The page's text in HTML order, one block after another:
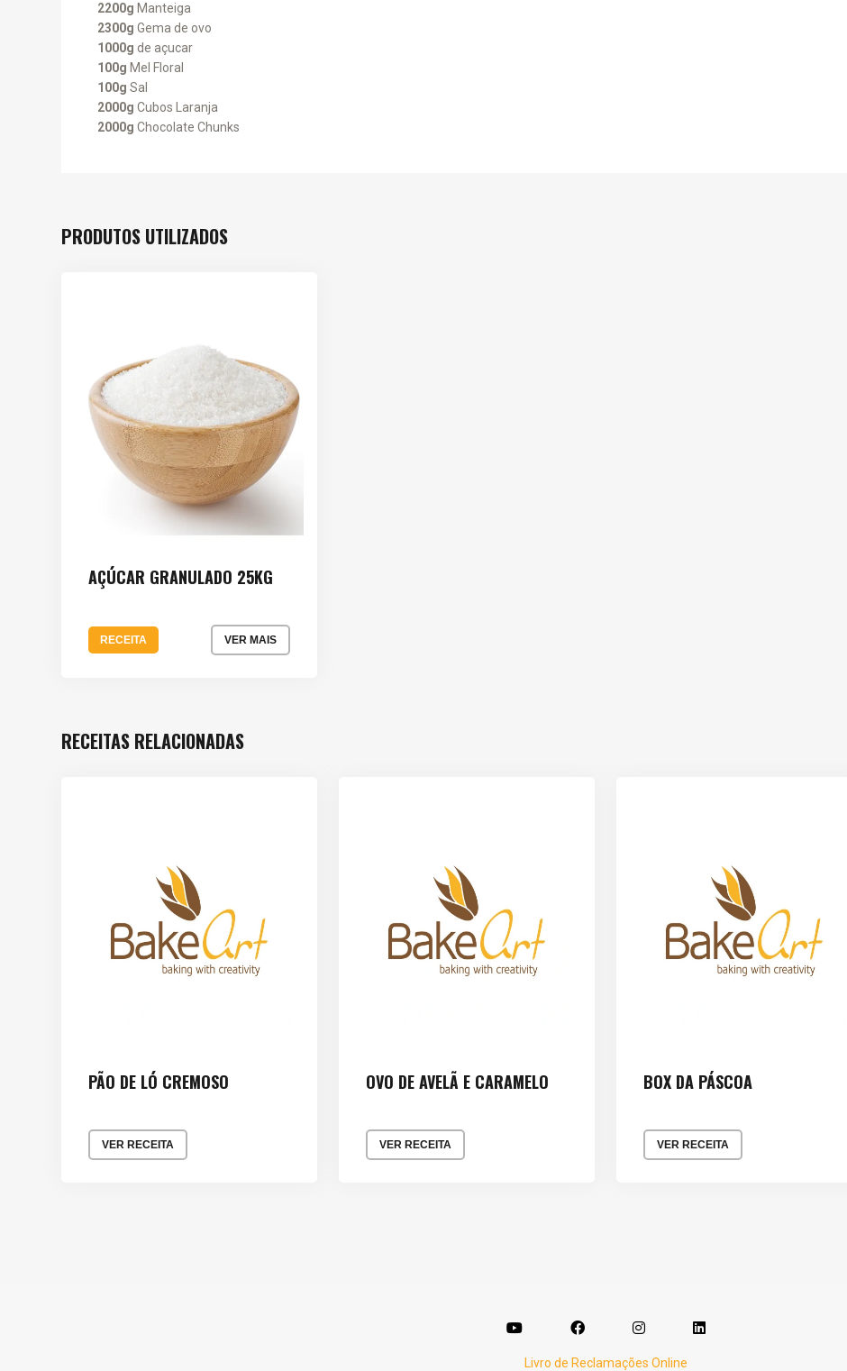
2200g Manteiga
2300g Gema de ovo
1000g de açucar
100g Mel Floral
100g Sal
2000g Cubos Laranja
2000g Chocolate Chunks
PRODUTOS UTILIZADOS
AÇÚCAR GRANULADO 25KG
RECEITA VER MAIS
RECEITAS RELACIONADAS
PÃO DE LÓ CREMOSO
VER RECEITA
OVO DE AVELÃ E CARAMELO
VER RECEITA
BOX DA PÁSCOA
VER RECEITA
Livro de Reclamações Online